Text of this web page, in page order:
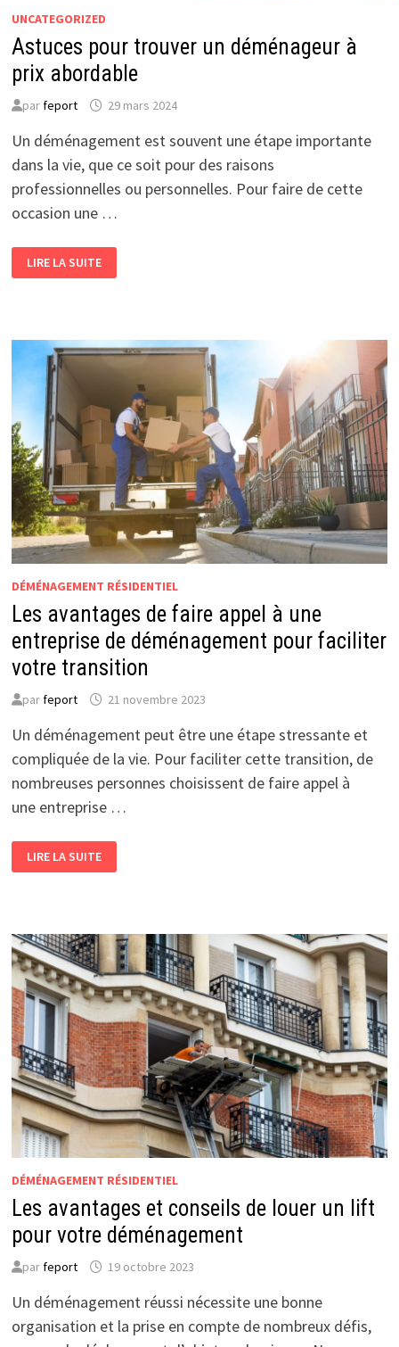
UNCATEGORIZED
Astuces pour trouver un déménageur à
prix abordable
parfeport 29 mars 2024
Un déménagement est souvent une étape importante
dans la vie, que ce soit pour des raisons
professionnelles ou personnelles. Pour faire de cette
occasion une …
POUR
TROUVER
ABORDABLE
LIRE LA SUITE
DÉMÉNAGEMENT RÉSIDENTIEL
Les avantages de faire appel à une
entreprise de déménagement pour faciliter
votre transition
parfeport 21 novembre 2023
Un déménagement peut être une étape stressante et
compliquée de la vie. Pour faciliter cette transition, de
nombreuses personnes choisissent de faire appel à
une entreprise …
AVANTAGES
DE
ENTREPRISE
DE
DÉMÉNAGEMENT
POUR
FACILITER
VOTRE
TRANSITION
LIRE LA SUITE
DÉMÉNAGEMENT RÉSIDENTIEL
Les avantages et conseils de louer un lift
pour votre déménagement
parfeport 19 octobre 2023
Un déménagement réussi nécessite une bonne
organisation et la prise en compte de nombreux défis,